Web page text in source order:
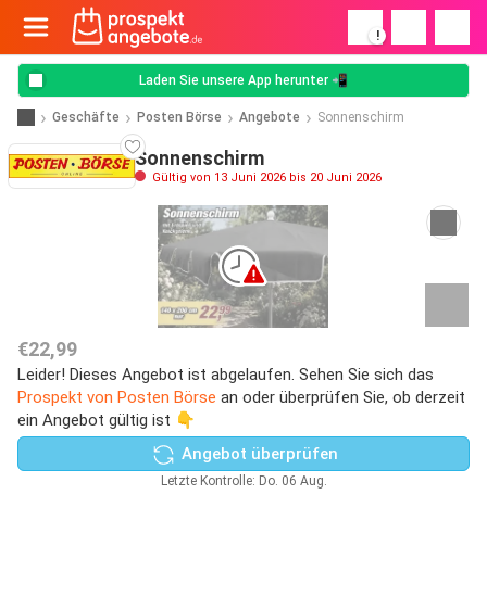
!
Laden Sie unsere App herunter 📲
Geschäfte Posten Börse Angebote Sonnenschirm
Sonnenschirm
Gültig von 13 Juni 2026 bis 20 Juni 2026
€22,99
Leider! Dieses Angebot ist abgelaufen. Sehen Sie sich das
Prospekt von Posten Börse an oder überprüfen Sie, ob derzeit
ein Angebot gültig ist 👇
Angebot überprüfen
Letzte Kontrolle: Do. 06 Aug.